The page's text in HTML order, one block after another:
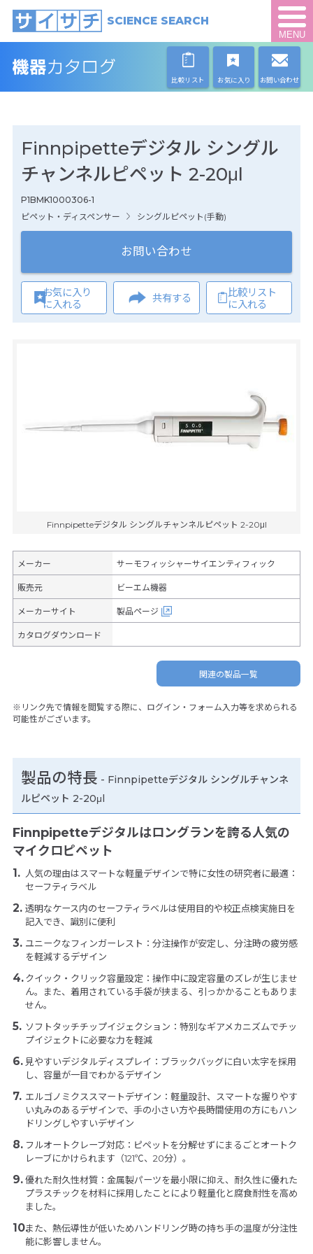
SCIENCE SEARCH
MENU
比較リスト お気に入り お問い合わせ
Finnpipetteデジタル シングル
チャンネルピペット 2-20μl
P1BMK1000306-1
ピペット・ディスペンサー
シングルピペット(手動)
お問い合わせ
お気に入り
に入れる
共有する
比較リスト
に入れる
Finnpipetteデジタル シングルチャンネルピペット 2-20μl
メーカー サーモフィッシャーサイエンティフィック
販売元 ビーエム機器
メーカーサイト 製品ページ
カタログダウンロード
関連の製品一覧
※リンク先で情報を閲覧する際に、ログイン・フォーム入力等を求められる
可能性がございます。
製品の特長 - Finnpipetteデジタル シングルチャンネ
ルピペット 2-20μl
Finnpipetteデジタルはロングランを誇る人気の
マイクロピペット
人気の理由はスマートな軽量デザインで特に女性の研究者に最適：
セーフティラベル
透明なケース内のセーフティラベルは使用目的や校正点検実施日を
記入でき、識別に便利
ユニークなフィンガーレスト：分注操作が安定し、分注時の疲労感
を軽減するデザイン
クイック・クリック容量設定：操作中に設定容量のズレが生じませ
ん。また、着用されている手袋が挟まる、引っかかることもありま
せん。
ソフトタッチチップイジェクション：特別なギアメカニズムでチッ
プイジェクトに必要な力を軽減
見やすいデジタルディスプレイ：ブラックバッグに白い太字を採用
し、容量が一目でわかるデザイン
エルゴノミクススマートデザイン：軽量設計、スマートな握りやす
い丸みのあるデザインで、手の小さい方や長時間使用の方にもハン
ドリングしやすいデザイン
フルオートクレーブ対応：ピペットを分解せずにまるごとオートク
レーブにかけられます（121℃、20分）。
優れた耐久性材質：金属製パーツを最小限に抑え、耐久性に優れた
プラスチックを材料に採用したことにより軽量化と腐食耐性を高め
ました。
また、熱伝導性が低いためハンドリング時の持ち手の温度が分注性
能に影響しません。